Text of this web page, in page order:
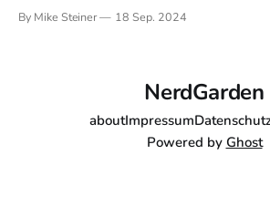
zu sein, daher will das wirklich gut
By Mike Steiner 18 Sep. 2024
NerdGarden
aboutImpressum
Powered by Ghost